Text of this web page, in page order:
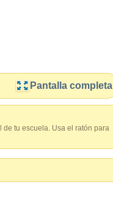
Pantalla completa
tu escuela. Usa el ratón para